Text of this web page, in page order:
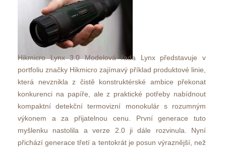
Hikmicro Lynx 3.0 Modelová řada Lynx představuje v
portfoliu značky Hikmicro zajímavý příklad produktové linie,
která nevznikla z čistě konstruktérské ambice překonat
konkurenci na papíře, ale z praktické potřeby nabídnout
kompaktní detekční termovizní monokulár s rozumným
výkonem a za přijatelnou cenu. První generace tuto
myšlenku nastolila a verze 2.0 ji dále rozvinula. Nyní
přichází generace třetí a tentokrát je posun výraznější, než